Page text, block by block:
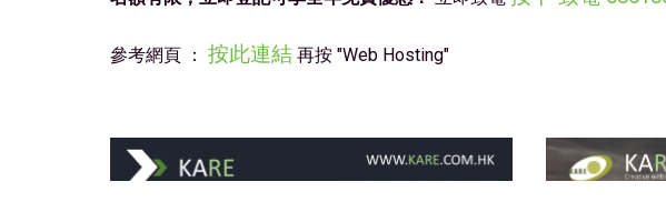
參考網頁 ： 按此連結 再按 "Web Hosting"